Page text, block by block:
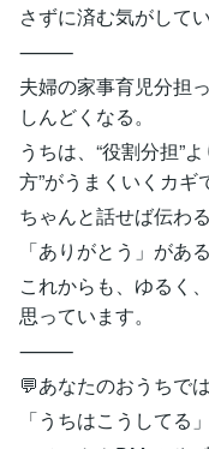
さずに済む気がしてい
⸻
夫婦の家事育児分担
しんどくなる。
うちは、“役割分担”
方”がうまくいくカギ
ちゃんと話せば伝わる
「ありがとう」があ
これからも、ゆるく
思っています。
⸻
💬あなたのおうちで
「うちはこうしてる